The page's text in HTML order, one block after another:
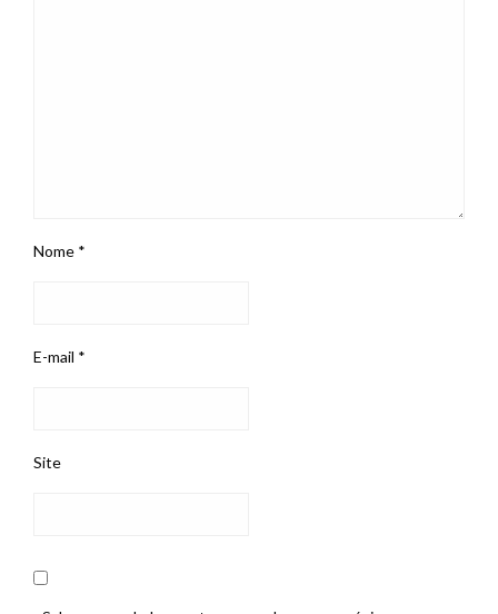
Nome *
E-mail *
Site